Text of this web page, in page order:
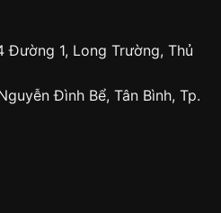
Đường 1, Long Trường, Thủ
Đình Bể, Tân Bình, Tp.